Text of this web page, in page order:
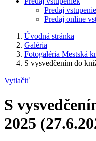
Predaj
Predaj online
Úvodná stránka
Galéria
Fotogaléria Mestská
S vysvedčením do
Vytlačiť
S
2025